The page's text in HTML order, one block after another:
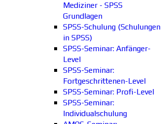
Mediziner - SPSS
Grundlagen
SPSS-Schulung (Schulungen
in SPSS)
SPSS-Seminar: Anfänger-
Level
SPSS-Seminar:
Fortgeschrittenen-Level
SPSS-Seminar: Profi-Level
SPSS-Seminar:
Individualschulung